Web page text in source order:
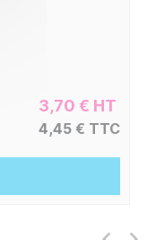
3,70 € HT
4,45 € TTC